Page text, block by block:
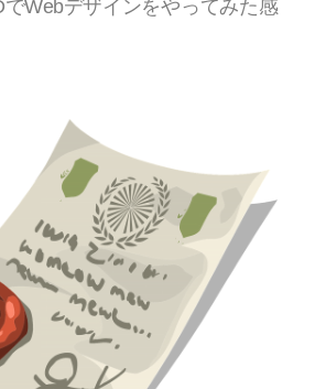
Webデザインをやってみた感